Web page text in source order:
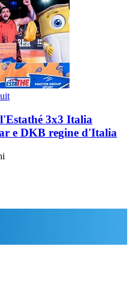
3x3 Italia
e DKB regine d'Italia